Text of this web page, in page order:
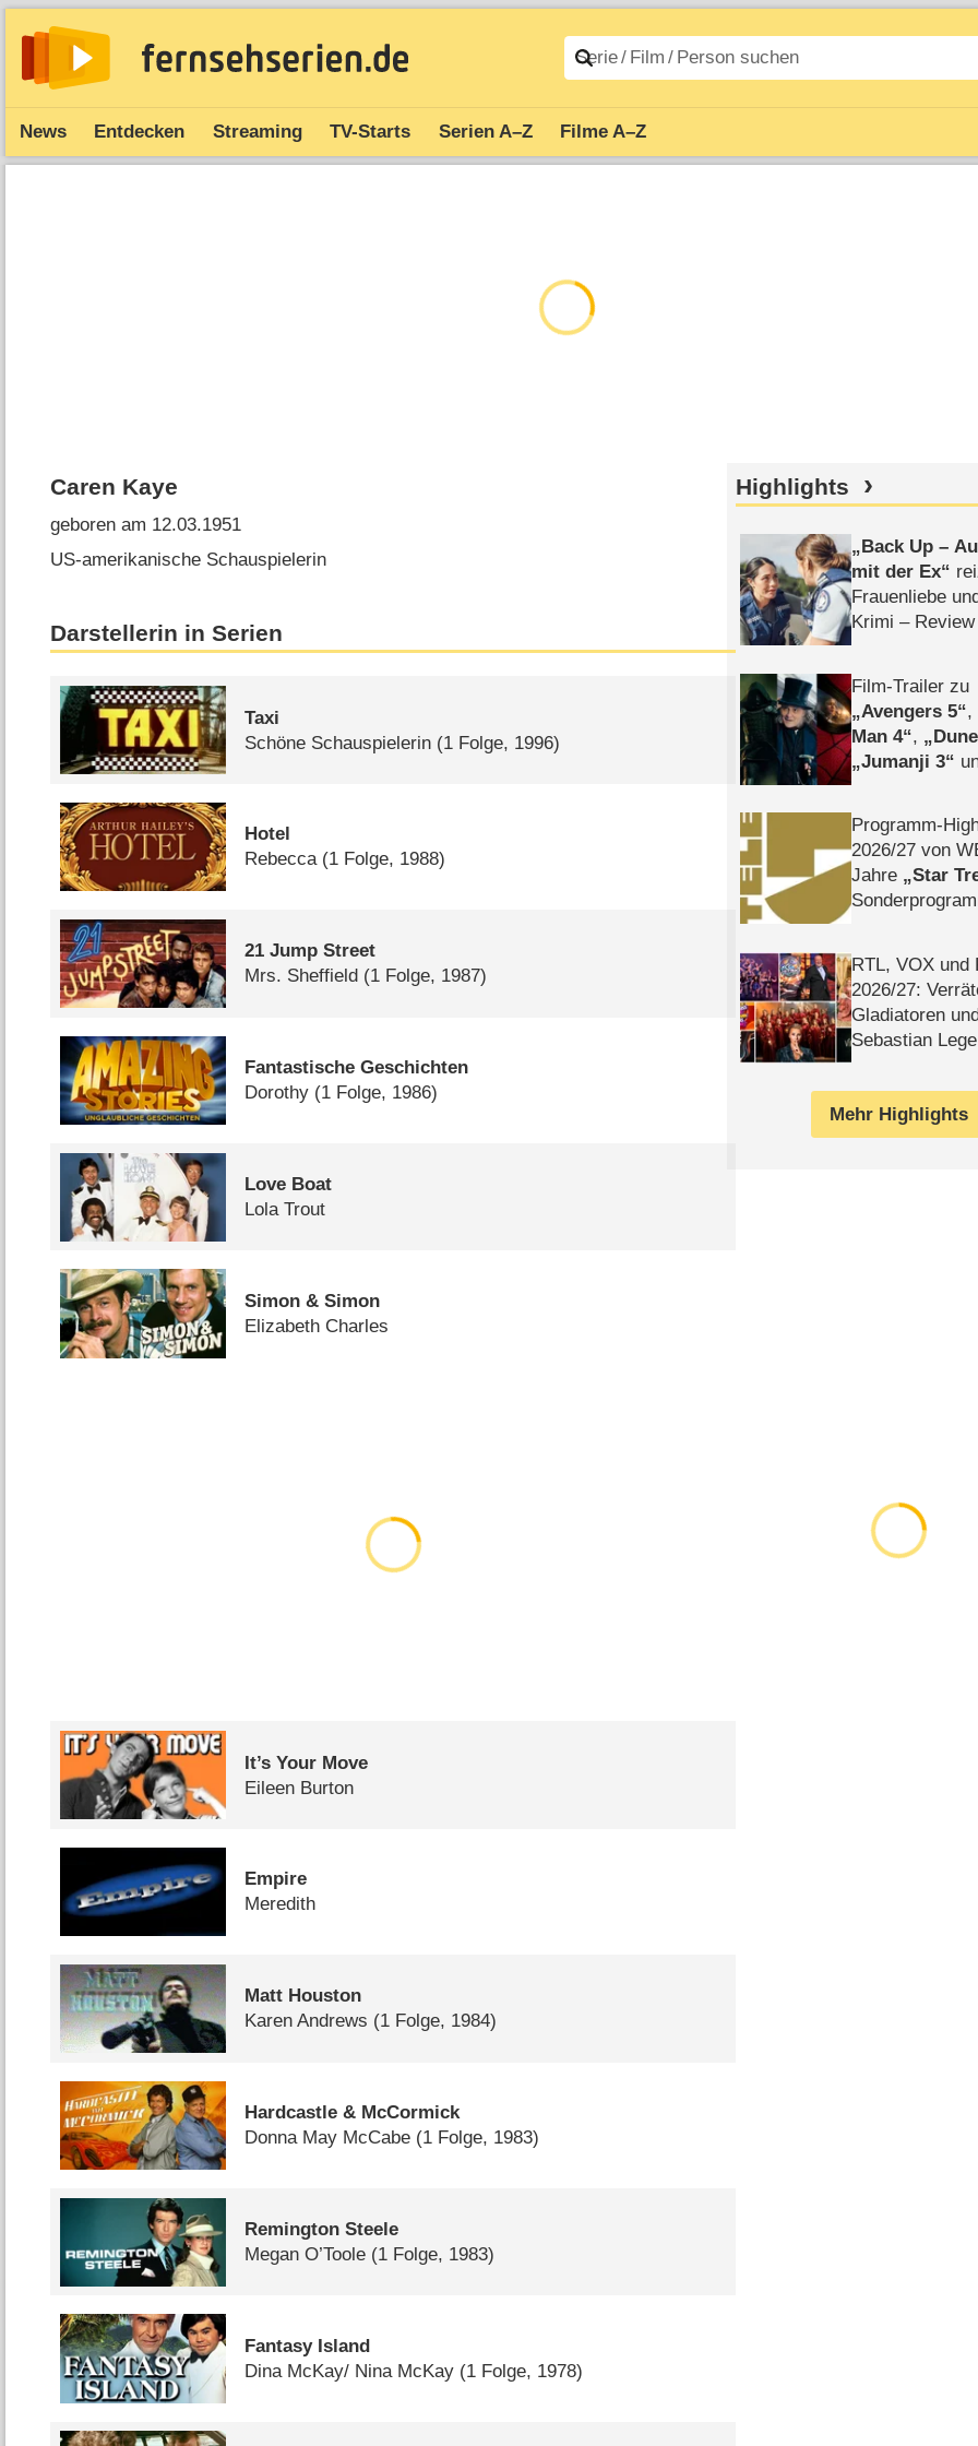
News Entdecken Streaming TV-Starts Serien A–Z Filme A–Z
Caren Kaye
geboren am 12.03.1951
US-amerikanische Schauspielerin
Darstellerin in Serien
Taxi
Schöne Schauspielerin (1 Folge, 1996)
Hotel
Rebecca (1 Folge, 1988)
21 Jump Street
Mrs. Sheffield (1 Folge, 1987)
Fantastische Geschichten
Dorothy (1 Folge, 1986)
Love Boat
Lola Trout
Simon & Simon
Elizabeth Charles
It’s Your Move
Eileen Burton
Empire
Meredith
Matt Houston
Karen Andrews (1 Folge, 1984)
Hardcastle & McCormick
Donna May McCabe (1 Folge, 1983)
Remington Steele
Megan O’Toole (1 Folge, 1983)
Fantasy Island
Dina McKay/​ Nina McKay (1 Folge, 1978)
Highlights
Back Up –
mit der Ex
Frauenliebe
Krimi – Review
Film-Trailer zu
Avengers 5 ,
Man 4 ,
Jumanji 3
Programm-
2026/​27 von
Jahre
Star
RTL, VOX und
2026/​27:
Gladiatoren
Sebastian Lege
Mehr Highlights